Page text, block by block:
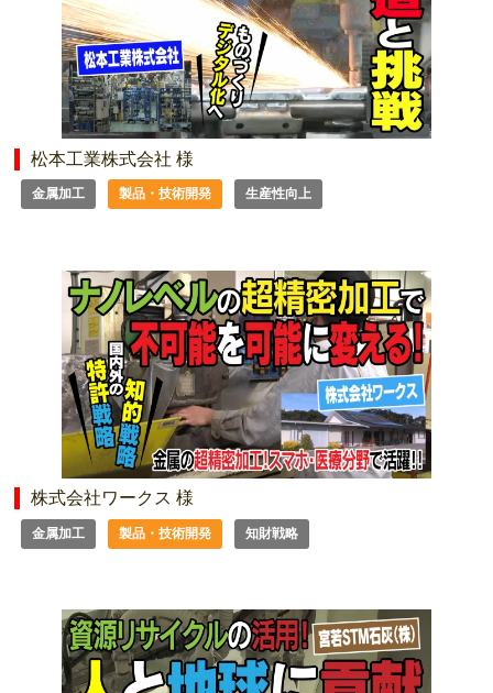
松本工業株式会社 様
金属加工 製品・技術開発 生産性向上
株式会社ワークス 様
金属加工 製品・技術開発 知財戦略